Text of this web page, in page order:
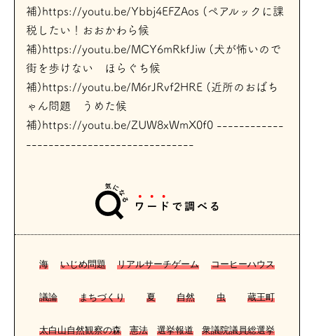
海 いじめ問題 リアルサーチゲーム コーヒーハウス
議論 まちづくり 夏 自然 虫 蔵王町
太白山自然観察の森 憲法 選挙報道 衆議院議員総選挙
補)https://youtu.be/Ybbj4EFZAos (ペアルックに課
税したい！おおかわら候
補)https://youtu.be/MCY6mRkfJiw (犬が怖いので
街を歩けない ほらぐち候
補)https://youtu.be/M6rJRvf2HRE (近所のおばち
ゃん問題 うめた候
補)https://youtu.be/ZUW8xWmX0f0 ------------
------------------------------